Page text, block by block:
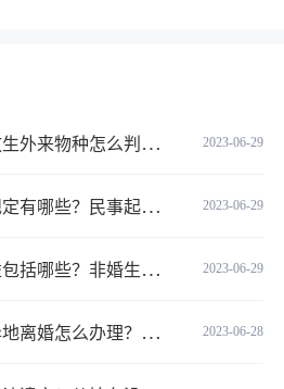
2023-06-29
么判？放生归哪个部门管？
2023-06-29
事起诉的流程的是怎样的？
2023-06-29
承财产的条件是什么？ 全球热点评
2023-06-28
妻异地离婚须准备哪些资料？